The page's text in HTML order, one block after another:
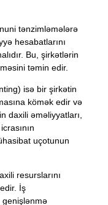
tənzimləmələrə
hesabatlarını
Bu, şirkətlərin
təmin edir.
isə bir şirkətin
kömək edir və
daxili əməliyyatları,
uçotunun
resurslarını
İş
genişlənmə